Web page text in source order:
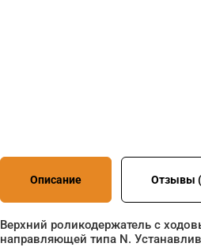
Описание Отзывы
Верхний роликодержатель с
направляющей типа N.